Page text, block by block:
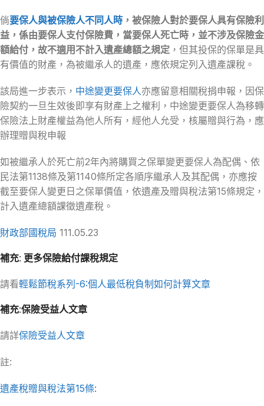
倘要保人與被保險人不同人時 ，被保險人對於要保人具有保險利
益，係由要保人支付保險費，當要保人死亡時，並不涉及保險金
額給付，故不適用不計入遺產總額之規定 ，但其投保的保單是具
有價值的財產，為被繼承人的遺產，應依規定列入遺產課稅。
該局進一步表示， 中途變更要保人亦應留意相關稅捐申報，因保
險契約一旦生效後即享有財產上之權利，中途變更要保人為移轉
保險法上財產權益為他人所有，經他人允受，核屬贈與行為，應
辦理贈與稅申報
如被繼承人於死亡前2年內將購買之保單變更要保人為配偶、依
民法第1138條及第1140條所定各順序繼承人及其配偶，亦應按
截至要保人變更日之保單價值，依遺產及贈與稅法第15條規定，
計入遺產總額課徵遺產稅。
財政部國稅局 111.05.23
補充: 更多保險給付課稅規定
請看輕鬆節稅系列-6:個人最低稅負制如何計算文章
補充:保險受益人文章
請詳保險受益人文章
註:
遺產稅贈與稅法第15條: